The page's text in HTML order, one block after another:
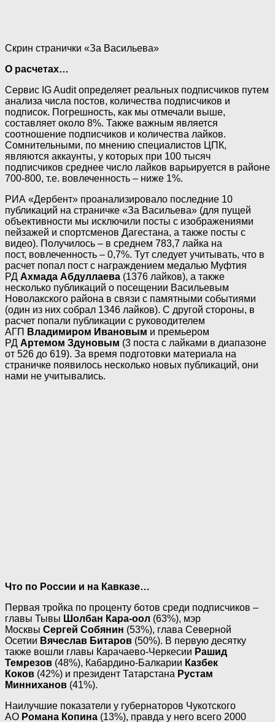
Скрин странички «За Васильева»
О расчетах…
Сервис IG Audit определяет реальных подписчиков путем
анализа числа постов, количества подписчиков и
подписок. Погрешность, как мы отмечали выше,
составляет около 8%. Также важным является
соотношение подписчиков и количества лайков.
Сомнительными, по мнению специалистов ЦПК,
являются аккаунты, у которых при 100 тысяч
подписчиков среднее число лайков варьируется в районе
700-800, т.е. вовлеченность – ниже 1%.
РИА «Дербент» проанализировало последние 10
публикаций на страничке «За Васильева» (для пущей
объективности мы исключили посты с изображениями
пейзажей и спортсменов Дагестана, а также посты с
видео). Получилось – в среднем 783,7 лайка на
пост, вовлеченность – 0,7%. Тут следует учитывать, что в
расчет попал пост с награждением медалью Муфтия
РД Ахмада Абдуллаева (1376 лайков), а также
несколько публикаций о посещении Васильевым
Новолакского района в связи с памятными событиями
(один из них собрал 1346 лайков). С другой стороны, в
расчет попали публикации с руководителем
АГП Владимиром Ивановым и премьером
РД Артемом Здуновым (3 поста с лайками в диапазоне
от 526 до 619). За время подготовки материала на
страничке появилось несколько новых публикаций, они
нами не учитывались.
Что по России и на Кавказе…
Первая тройка по проценту ботов среди подписчиков –
главы Тывы Шолбан Кара-оол (63%), мэр
Москвы Сергей Собянин (53%), глава Северной
Осетии Вячеслав Битаров (50%). В первую десятку
также вошли главы Карачаево-Черкесии Рашид
Темрезов (48%), Кабардино-Балкарии Казбек
Коков (42%) и президент Татарстана Рустам
Минниханов (41%).
Наилучшие показатели у губернаторов Чукотского
АО Романа Копина (13%), правда у него всего 2000